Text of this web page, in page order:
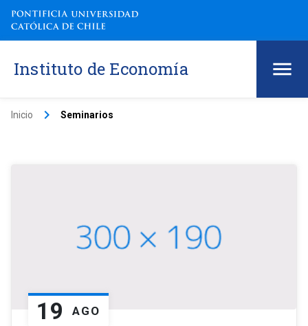
Instituto de Economía
Inicio keyboard_arrow_right Seminarios
19 AGO